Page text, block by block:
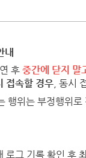
내
후 중간에 닫지 말
접속할 경우 동시
위는 부정행위로
로그 기록 확인 후